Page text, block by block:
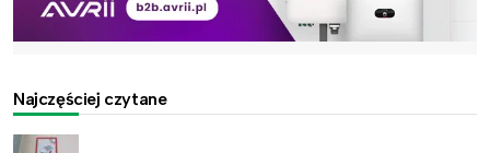
Najczęściej czytane